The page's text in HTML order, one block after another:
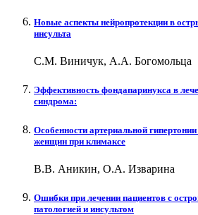
Новые аспекты нейропротекции в
инсульта
С.М. Виничук, А.А. Богомольца
Эффективность фондапаринукса в
синдрома:
Особенности артериальной
женщин при климаксе
В.В. Аникин, О.А. Изварина
Ошибки при лечении пациентов с
патологией и инсультом